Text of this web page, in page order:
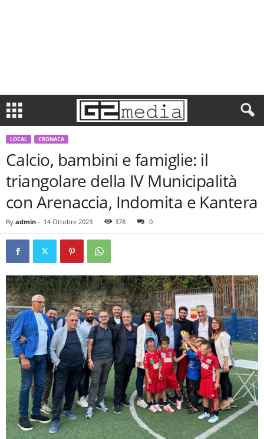
LOCAL CRONACA
Calcio, bambini e famiglie: il
triangolare della IV Municipalità
con Arenaccia, Indomita e Kantera
By admin - 14 Ottobre 2023 378 0